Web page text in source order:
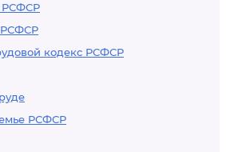
РСФСР
РСФСР
кодекс РСФСР
РСФСР